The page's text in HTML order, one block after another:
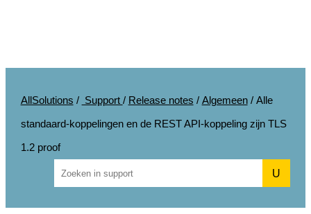
AllSolutions / Support / Release notes / Algemeen/ Alle
standaard-koppelingen en de REST API-koppeling zijn TLS
1.2 proof
U